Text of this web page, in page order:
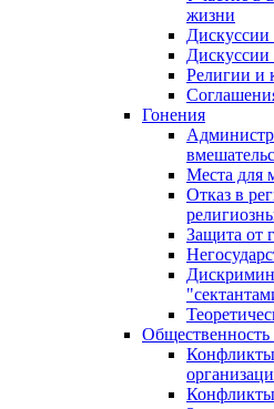
жизни
Дискуссии
Дискуссии
Религии и
Гонения
Места для
Отказ в
Защита от